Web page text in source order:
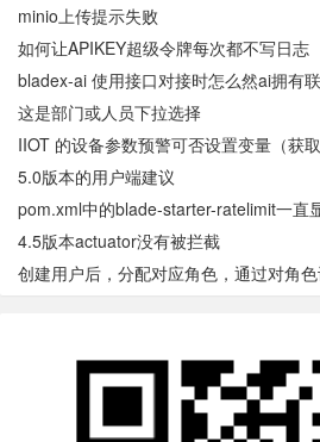
minio上传提示失败
如何让APIKEY超级令牌每次都不写日志
bladex-ai 使用接口对接时怎么然ai拥有
这是部门或人员下拉选择
IIOT 的设备参数预警可否设置变量（获取
5.0版本的用户端建议
pom.xml中的blade-starter-ratelimit一直
4.5版本actuator没有被拦截